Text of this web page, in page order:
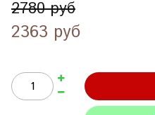
2780 руб
2363 руб